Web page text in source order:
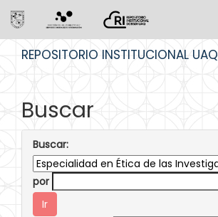
REPOSITORIO INSTITUCIONAL UAQ
Buscar
Buscar:
por